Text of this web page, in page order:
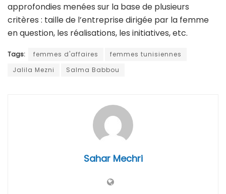
approfondies menées sur la base de plusieurs
critères : taille de l’entreprise dirigée par la femme
en question, les réalisations, les initiatives, etc.
Tags: femmes d'affaires
femmes tunisiennes
Jalila Mezni
Salma Babbou
Sahar Mechri